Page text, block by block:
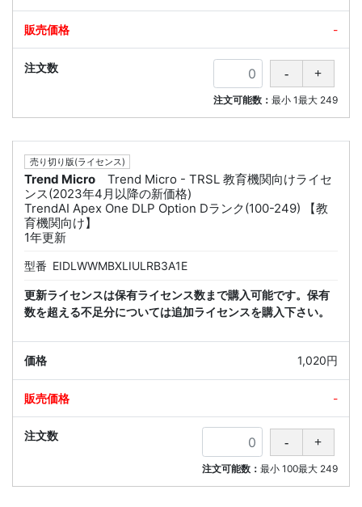
-
注文可能数： 最小 1最大 249
売り切り版(ライセンス)
Trend Micro
Trend Micro - TRSL 教育機関向けライセ
ンス(2023年4月以降の新価格)
TrendAI Apex One DLP Option Dランク(100-249) 【教
育機関向け】
1年更新
型番 EIDLWWMBXLIULRB3A1E
更新ライセンスは保有ライセンス数まで購入可能です。保有
数を超える不足分については追加ライセンスを購入下さい。
1,020円
-
注文可能数： 最小 100最大 249